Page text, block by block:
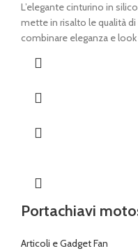
L’elegante cinturino in
mette in risalto le qualità
combinare eleganza e
Portachiavi
Articoli e Gadget Fan